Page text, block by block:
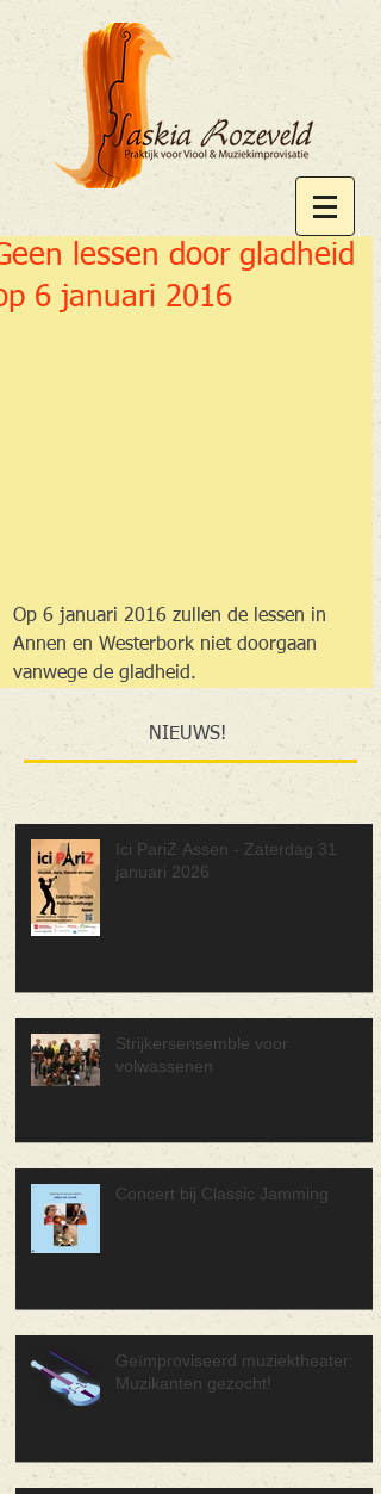
lessen door gladheid
6 januari 2016
Op 6 januari 2016 zullen de lessen in
Annen en Westerbork niet doorgaan
vanwege de gladheid.
NIEUWS!
Ici PariZ Assen - Zaterdag 31
januari 2026
Strijkersensemble voor
volwassenen
Concert bij Classic Jamming
Geïmproviseerd muziektheater:
Muzikanten gezocht!